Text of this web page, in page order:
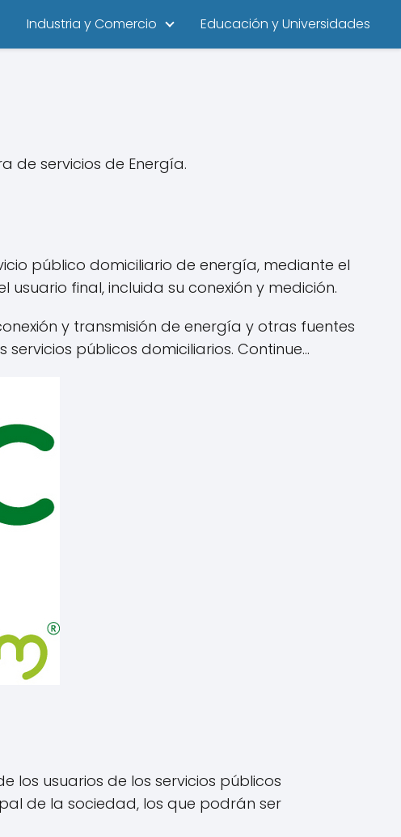
Industria y Comercio Educación y Universidades
de servicios de Energía.
público domiciliario de energía, mediante el
final, incluida su conexión y medición.
y transmisión de energía y otras fuentes
públicos domiciliarios. Continue...
los usuarios de los servicios públicos
de la sociedad, los que podrán ser